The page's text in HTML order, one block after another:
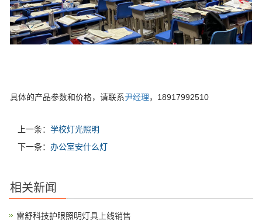
具体的产品参数和价格，请联系尹经理，18917992510
上一条： 学校灯光照明
下一条： 办公室安什么灯
相关新闻
雷舒科技护眼照明灯具上线销售